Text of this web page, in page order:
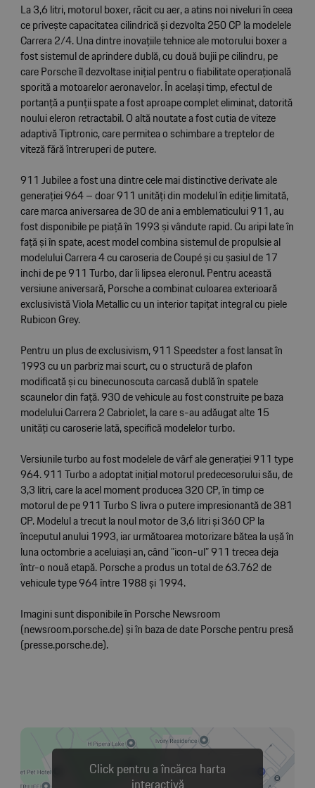
La 3,6 litri, motorul boxer, răcit cu aer, a atins noi niveluri în ceea
ce privește capacitatea cilindrică și dezvolta 250 CP la modelele
Carrera 2/4. Una dintre inovațiile tehnice ale motorului boxer a
fost sistemul de aprindere dublă, cu două bujii pe cilindru, pe
care Porsche îl dezvoltase inițial pentru o fiabilitate operațională
sporită a motoarelor aeronavelor. În același timp, efectul de
portanță a punții spate a fost aproape complet eliminat, datorită
noului eleron retractabil. O altă noutate a fost cutia de viteze
adaptivă Tiptronic, care permitea o schimbare a treptelor de
viteză fără întreruperi de putere.
911 Jubilee a fost una dintre cele mai distinctive derivate ale
generației 964 – doar 911 unități din modelul în ediție limitată,
care marca aniversarea de 30 de ani a emblematicului 911, au
fost disponibile pe piață în 1993 și vândute rapid. Cu aripi late în
față și în spate, acest model combina sistemul de propulsie al
modelului Carrera 4 cu caroseria de Coupé și cu șasiul de 17
inchi de pe 911 Turbo, dar îi lipsea eleronul. Pentru această
versiune aniversară, Porsche a combinat culoarea exterioară
exclusivistă Viola Metallic cu un interior tapițat integral cu piele
Rubicon Grey.
Pentru un plus de exclusivism, 911 Speedster a fost lansat în
1993 cu un parbriz mai scurt, cu o structură de plafon
modificată și cu binecunoscuta carcasă dublă în spatele
scaunelor din față. 930 de vehicule au fost construite pe baza
modelului Carrera 2 Cabriolet, la care s-au adăugat alte 15
unități cu caroserie lată, specifică modelelor turbo.
Versiunile turbo au fost modelele de vârf ale generației 911 type
964. 911 Turbo a adoptat inițial motorul predecesorului său, de
3,3 litri, care la acel moment producea 320 CP, în timp ce
motorul de pe 911 Turbo S livra o putere impresionantă de 381
CP. Modelul a trecut la noul motor de 3,6 litri și 360 CP la
începutul anului 1993, iar următoarea motorizare bătea la ușă în
luna octombrie a aceluiași an, când ”icon-ul” 911 trecea deja
într-o nouă etapă. Porsche a produs un total de 63.762 de
vehicule type 964 între 1988 și 1994.
Imagini sunt disponibile în Porsche Newsroom
(newsroom.porsche.de) și în baza de date Porsche pentru presă
(presse.porsche.de).
Click pentru a încărca harta